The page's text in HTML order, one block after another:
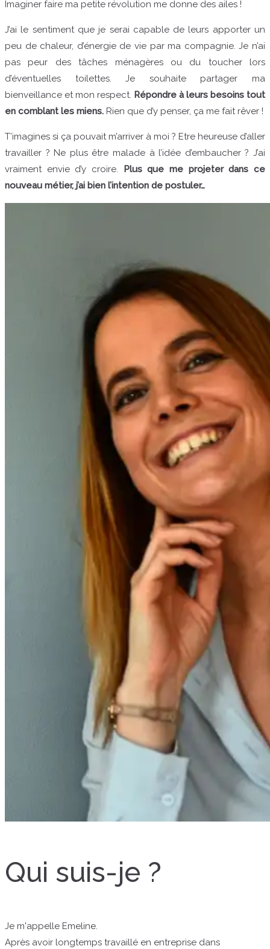
Imaginer faire ma petite révolution me donne des ailes !
J’ai le sentiment que je serai capable de leurs apporter un
peu de chaleur, d’énergie de vie par ma compagnie. Je n’ai
pas peur des tâches ménagères ou du toucher lors
d’éventuelles toilettes. Je souhaite partager ma
bienveillance et mon respect. Répondre à leurs besoins tout
en comblant les miens. Rien que d’y penser, ça me fait rêver !
T’imagines si ça pouvait m’arriver à moi ? Etre heureuse d’aller
travailler ? Ne plus être malade à l’idée d’embaucher ? J’ai
vraiment envie d’y croire.
Plus que me projeter dans ce
nouveau métier, j’ai bien l’intention de postuler…
Qui suis-je ?
Je m'appelle Emeline.
Après avoir longtemps travaillé en entreprise dans